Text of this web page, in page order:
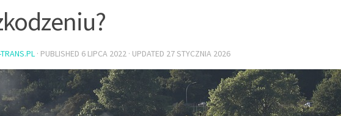
· PUBLISHED 6 LIPCA 2022 · UPDATED 27 STYCZNIA 2026